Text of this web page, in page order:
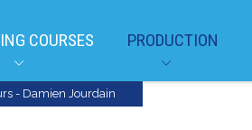
COURSES PRODUCTION
- Damien Jourdain